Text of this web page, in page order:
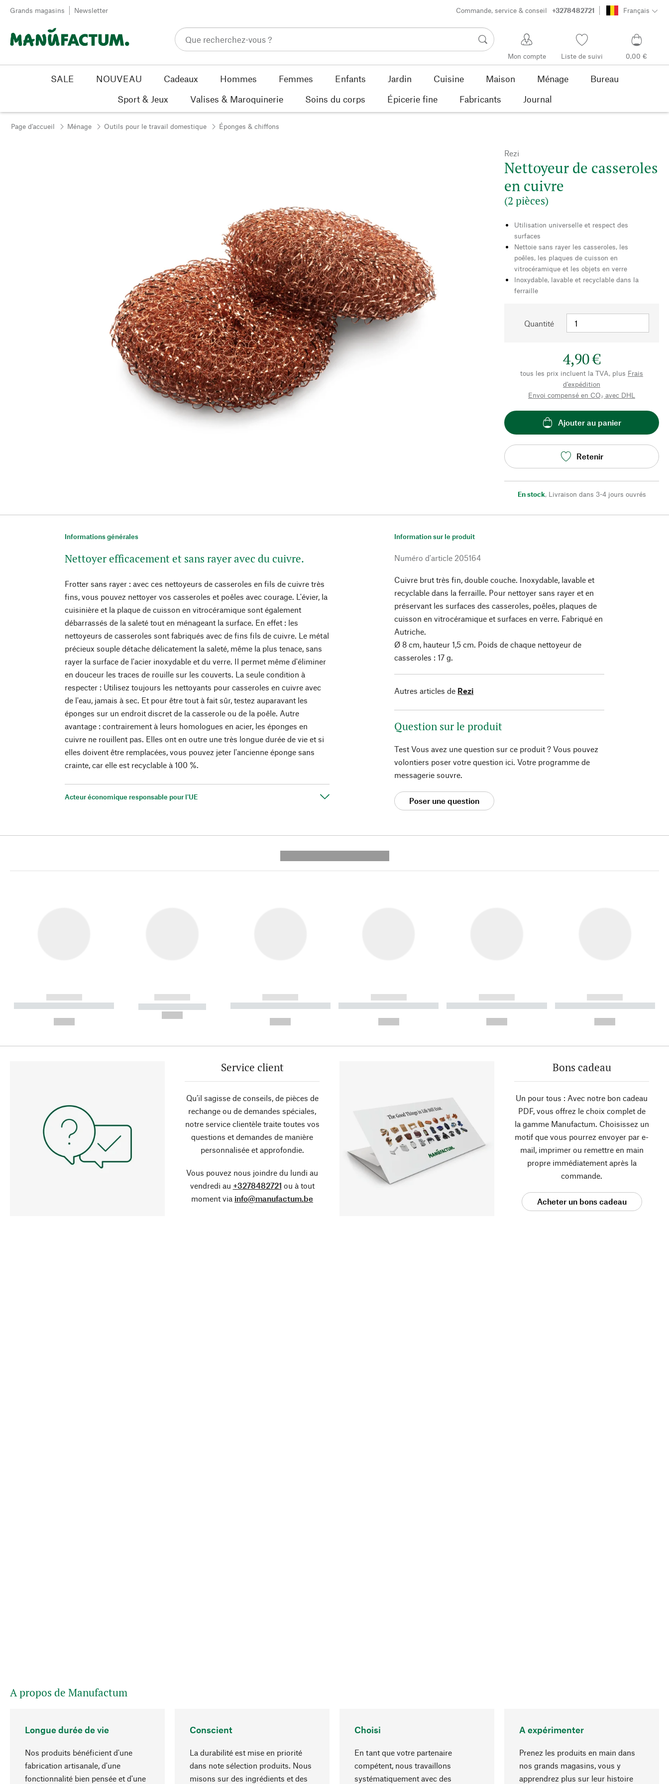
Passer au contenu
Grands magasins Newsletter Commande, service & conseil +3278482721 Français
Mon compte Liste de suivi 0,00 €
SALE NOUVEAU Cadeaux Hommes Femmes Enfants Jardin Cuisine Maison Ménage
Bureau
Sport & Jeux
Valises & Maroquinerie Soins du corps Épicerie fine Fabricants Journal
Page d'accueil Ménage Outils pour le travail domestique Éponges & chiffons
Rezi
Nettoyeur de casseroles
en cuivre
(2 pièces)
Utilisation universelle et respect des
surfaces
Nettoie sans rayer les casseroles, les
poêles, les plaques de cuisson en
vitrocéramique et les objets en verre
Inoxydable, lavable et recyclable dans la
ferraille
Quantité
4,90 €
tous les prix incluent la TVA, plus Frais
d'expédition
Envoi compensé en CO₂ avec DHL
Ajouter au panier
Retenir
En stock, Livraison dans 3-4 jours ouvrés
Informations générales
Nettoyer efficacement et sans rayer avec du cuivre.
Frotter sans rayer : avec ces nettoyeurs de casseroles en fils de cuivre très
fins, vous pouvez nettoyer vos casseroles et poêles avec courage. L'évier, la
cuisinière et la plaque de cuisson en vitrocéramique sont également
débarrassés de la saleté tout en ménageant la surface. En effet : les
nettoyeurs de casseroles sont fabriqués avec de fins fils de cuivre. Le métal
précieux souple détache délicatement la saleté, même la plus tenace, sans
rayer la surface de l'acier inoxydable et du verre. Il permet même d'éliminer
en douceur les traces de rouille sur les couverts. La seule condition à
respecter : Utilisez toujours les nettoyants pour casseroles en cuivre avec
de l'eau, jamais à sec. Et pour être tout à fait sûr, testez auparavant les
éponges sur un endroit discret de la casserole ou de la poêle. Autre
avantage : contrairement à leurs homologues en acier, les éponges en
cuivre ne rouillent pas. Elles ont en outre une très longue durée de vie et si
elles doivent être remplacées, vous pouvez jeter l'ancienne éponge sans
crainte, car elle est recyclable à 100 %.
Acteur économique responsable pour l'UE
Information sur le produit
Numéro d'article 205164
Cuivre brut très fin, double couche. Inoxydable, lavable et
recyclable dans la ferraille. Pour nettoyer sans rayer et en
préservant les surfaces des casseroles, poêles, plaques de
cuisson en vitrocéramique et surfaces en verre. Fabriqué en
Autriche.
Ø 8 cm, hauteur 1,5 cm. Poids de chaque nettoyeur de
casseroles : 17 g.
Autres articles de Rezi
Question sur le produit
Test Vous avez une question sur ce produit ? Vous pouvez
volontiers poser votre question ici. Votre programme de
messagerie souvre.
Poser une question
------------
----------- ----------- ----------
------------
----------- -----------
------------
----------- ----------- ----------
------------
----------- ----------- ----------
------------
----------- ----------- ----------
------------
----------- ----------- ----------
Service client
Qu’il sagisse de conseils, de pièces de
rechange ou de demandes spéciales,
notre service clientèle traite toutes vos
questions et demandes de manière
personnalisée et approfondie.
Vous pouvez nous joindre du lundi au
vendredi au +3278482721 ou à tout
moment via info@manufactum.be
Bons cadeau
Un pour tous : Avec notre bon cadeau
PDF, vous offrez le choix complet de
la gamme Manufactum. Choisissez un
motif que vous pourrez envoyer par e-
mail, imprimer ou remettre en main
propre immédiatement après la
commande.
Acheter un bons cadeau
A propos de Manufactum
Longue durée de vie
Nos produits bénéficient d'une
fabrication artisanale, d'une
fonctionnalité bien pensée et d'une
Conscient
La durabilité est mise en priorité
dans note sélection produits. Nous
misons sur des ingrédients et des
Choisi
En tant que votre partenaire
compétent, nous travaillons
systématiquement avec des
A expérimenter
Prenez les produits en main dans
nos grands magasins, vous y
apprendrez plus sur leur histoire